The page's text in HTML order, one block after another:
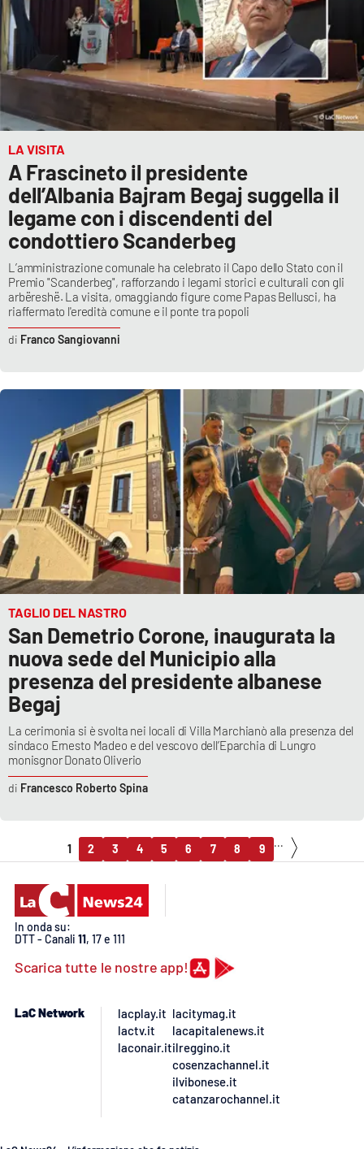
LA VISITA
A Frascineto il presidente
dell’Albania Bajram Begaj suggella il
legame con i discendenti del
condottiero Scanderbeg
L’amministrazione comunale ha celebrato il Capo dello Stato con il
Premio "Scanderbeg", rafforzando i legami storici e culturali con gli
arbëreshë. La visita, omaggiando figure come Papas Bellusci, ha
riaffermato l'eredità comune e il ponte tra popoli
Franco Sangiovanni
TAGLIO DEL NASTRO
San Demetrio Corone, inaugurata la
nuova sede del Municipio alla
presenza del presidente albanese
Begaj
La cerimonia si è svolta nei locali di Villa Marchianò alla presenza del
sindaco Ernesto Madeo e del vescovo dell’Eparchia di Lungro
monisgnor Donato Oliverio
Francesco Roberto Spina
1 2 3 4 5 6 7 8 9 ...
In onda su:
DTT - Canali 11, 17 e 111
Scarica tutte le nostre app!
LaC Network
lacplay.it
lactv.it
laconair.it
lacitymag.it
lacapitalenews.it
ilreggino.it
cosenzachannel.it
ilvibonese.it
catanzarochannel.it